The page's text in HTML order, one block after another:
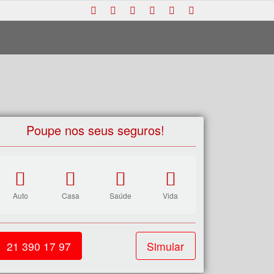
Poupe nos seus seguros!
Auto Casa Saúde Vida
21 390 17 97 Simular